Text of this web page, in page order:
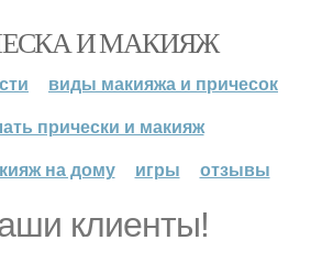
И МАКИЯЖ
виды макияжа и причесок
прически и макияж
на дому
игры отзывы
клиенты!